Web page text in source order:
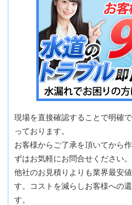
現場を直接確認することで明確
っております。
お客様からご了承を頂いてから
ずはお気軽にお問合せください。
他社のお見積りよりも業界最安
す。コストを減らしお客様への
す。